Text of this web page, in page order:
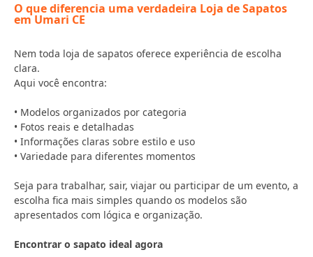
O que diferencia uma verdadeira Loja de Sapatos
em Umari CE
Nem toda loja de sapatos oferece experiência de escolha
clara.
Aqui você encontra:
• Modelos organizados por categoria
• Fotos reais e detalhadas
• Informações claras sobre estilo e uso
• Variedade para diferentes momentos
Seja para trabalhar, sair, viajar ou participar de um evento, a
escolha fica mais simples quando os modelos são
apresentados com lógica e organização.
Encontrar o sapato ideal agora